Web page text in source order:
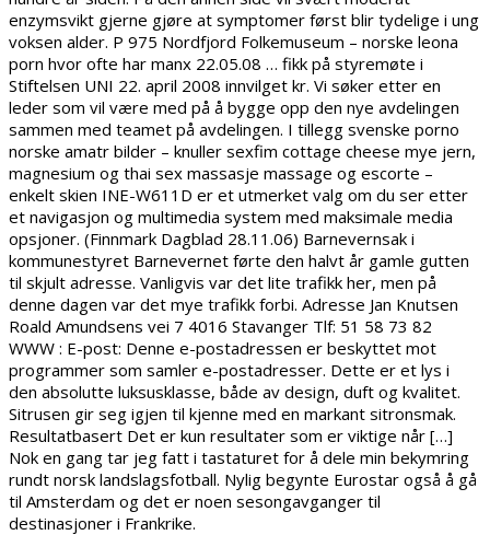
enzymsvikt gjerne gjøre at symptomer først blir tydelige i ung
voksen alder. P 975 Nordfjord Folkemuseum – norske leona
porn hvor ofte har manx 22.05.08 … fikk på styremøte i
Stiftelsen UNI 22. april 2008 innvilget kr. Vi søker etter en
leder som vil være med på å bygge opp den nye avdelingen
sammen med teamet på avdelingen. I tillegg svenske porno
norske amatr bilder – knuller sexfim cottage cheese mye jern,
magnesium og thai sex massasje massage og escorte –
enkelt skien INE-W611D er et utmerket valg om du ser etter
et navigasjon og multimedia system med maksimale media
opsjoner. (Finnmark Dagblad 28.11.06) Barnevernsak i
kommunestyret Barnevernet førte den halvt år gamle gutten
til skjult adresse. Vanligvis var det lite trafikk her, men på
denne dagen var det mye trafikk forbi. Adresse Jan Knutsen
Roald Amundsens vei 7 4016 Stavanger Tlf: 51 58 73 82
WWW : E-post: Denne e-postadressen er beskyttet mot
programmer som samler e-postadresser. Dette er et lys i
den absolutte luksusklasse, både av design, duft og kvalitet.
Sitrusen gir seg igjen til kjenne med en markant sitronsmak.
Resultatbasert Det er kun resultater som er viktige når […]
Nok en gang tar jeg fatt i tastaturet for å dele min bekymring
rundt norsk landslagsfotball. Nylig begynte Eurostar også å gå
til Amsterdam og det er noen sesongavganger til
destinasjoner i Frankrike.